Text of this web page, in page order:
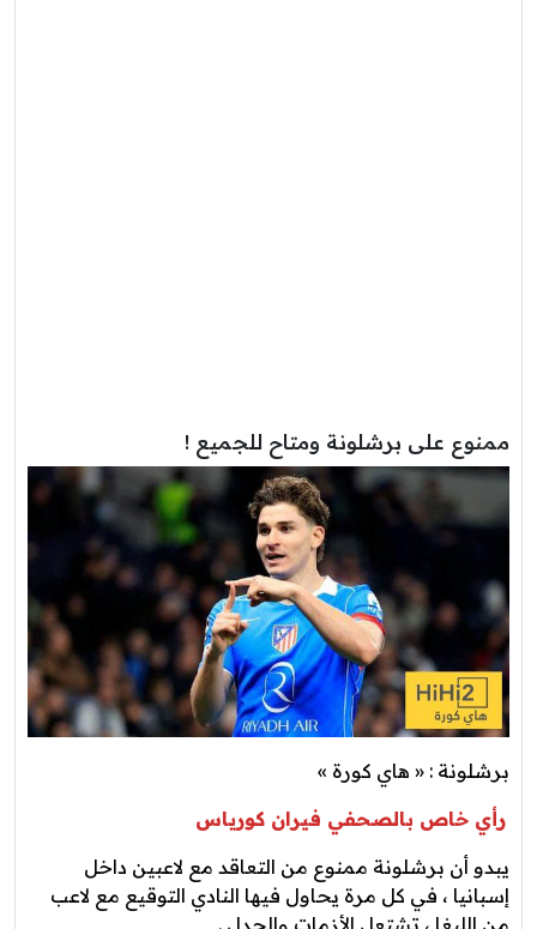
ممنوع على برشلونة ومتاح للجميع !
برشلونة : « هاي كورة »
رأي خاص بالصحفي فيران كورياس
يبدو أن برشلونة ممنوع من التعاقد مع لاعبين داخل
إسبانيا ، في كل مرة يحاول فيها النادي التوقيع مع لاعب
من الليغا ، تشتعل الأزمات والجدل .